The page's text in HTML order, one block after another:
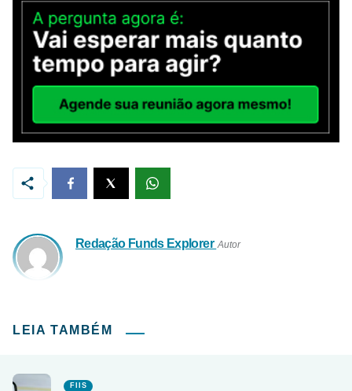
Redação Funds Explorer Autor
LEIA TAMBÉM
FIIS